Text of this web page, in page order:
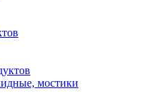
мостики